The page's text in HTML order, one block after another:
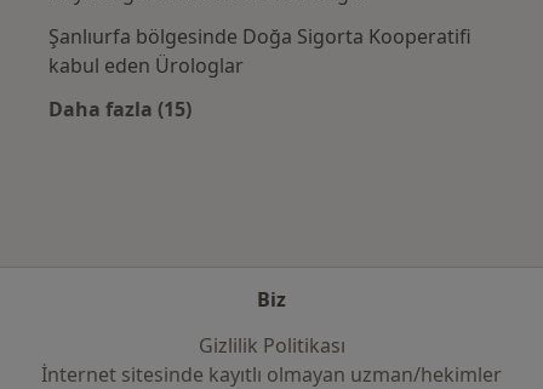
Şanlıurfa bölgesinde Doğa Sigorta Kooperatifi
kabul eden Ürologlar
Daha fazla (15)
Biz
Gizlilik Politikası
İnternet sitesinde kayıtlı olmayan uzman/hekimler